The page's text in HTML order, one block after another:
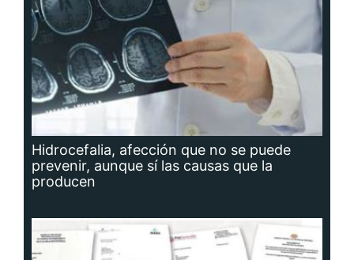
Hidrocefalia, afección que no se puede
prevenir, aunque sí las causas que la
producen